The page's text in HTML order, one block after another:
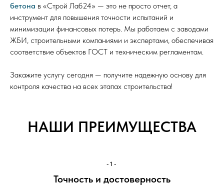
бетона в «Строй Лаб24» — это не просто отчет, а
инструмент для повышения точности испытаний и
минимизации финансовых потерь. Мы работаем с заводами
ЖБИ, строительными компаниями и экспертами, обеспечивая
соответствие объектов ГОСТ и техническим регламентам.
Закажите услугу сегодня — получите надежную основу для
контроля качества на всех этапах строительства!
НАШИ ПРЕИМУЩЕСТВА
-1-
Точность и достоверность